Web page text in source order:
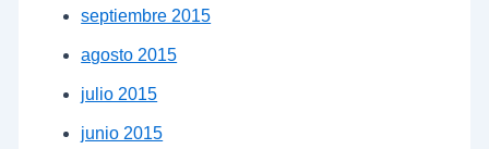
septiembre 2015
agosto 2015
julio 2015
junio 2015